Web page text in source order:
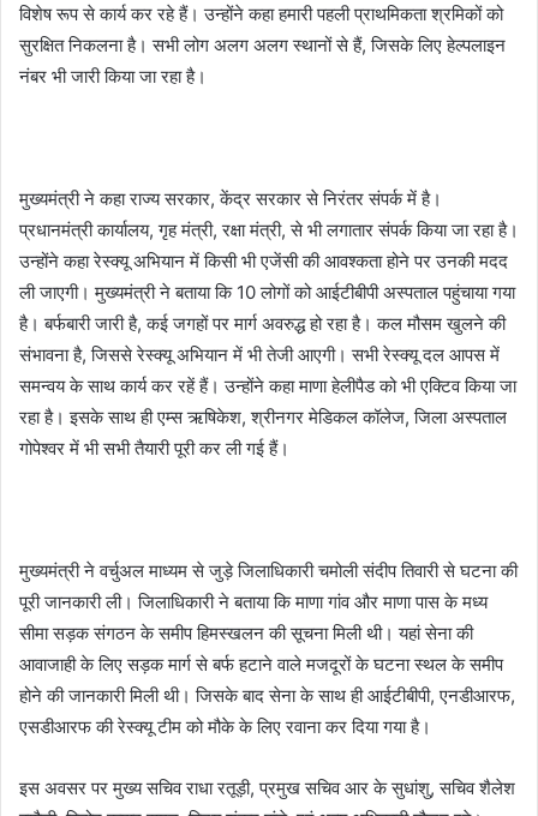
विशेष रूप से कार्य कर रहे हैं। उन्होंने कहा हमारी पहली प्राथमिकता श्रमिकों को
सुरक्षित निकलना है। सभी लोग अलग अलग स्थानों से हैं, जिसके लिए हेल्पलाइन
नंबर भी जारी किया जा रहा है।
मुख्यमंत्री ने कहा राज्य सरकार, केंद्र सरकार से निरंतर संपर्क में है।
प्रधानमंत्री कार्यालय, गृह मंत्री, रक्षा मंत्री, से भी लगातार संपर्क किया जा रहा है।
उन्होंने कहा रेस्क्यू अभियान में किसी भी एजेंसी की आवश्कता होने पर उनकी मदद
ली जाएगी। मुख्यमंत्री ने बताया कि 10 लोगों को आईटीबीपी अस्पताल पहुंचाया गया
है। बर्फबारी जारी है, कई जगहों पर मार्ग अवरुद्ध हो रहा है। कल मौसम खुलने की
संभावना है, जिससे रेस्क्यू अभियान में भी तेजी आएगी। सभी रेस्क्यू दल आपस में
समन्वय के साथ कार्य कर रहें हैं। उन्होंने कहा माणा हेलीपैड को भी एक्टिव किया जा
रहा है। इसके साथ ही एम्स ऋषिकेश, श्रीनगर मेडिकल कॉलेज, जिला अस्पताल
गोपेश्वर में भी सभी तैयारी पूरी कर ली गई हैं।
मुख्यमंत्री ने वर्चुअल माध्यम से जुड़े जिलाधिकारी चमोली संदीप तिवारी से घटना की
पूरी जानकारी ली। जिलाधिकारी ने बताया कि माणा गांव और माणा पास के मध्य
सीमा सड़क संगठन के समीप हिमस्खलन की सूचना मिली थी। यहां सेना की
आवाजाही के लिए सड़क मार्ग से बर्फ हटाने वाले मजदूरों के घटना स्थल के समीप
होने की जानकारी मिली थी। जिसके बाद सेना के साथ ही आईटीबीपी, एनडीआरफ,
एसडीआरफ की रेस्क्यू टीम को मौके के लिए रवाना कर दिया गया है।
इस अवसर पर मुख्य सचिव राधा रतूड़ी, प्रमुख सचिव आर के सुधांशु, सचिव शैलेश